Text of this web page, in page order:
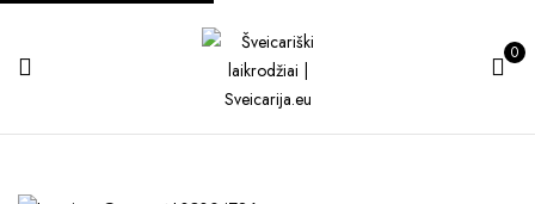
0